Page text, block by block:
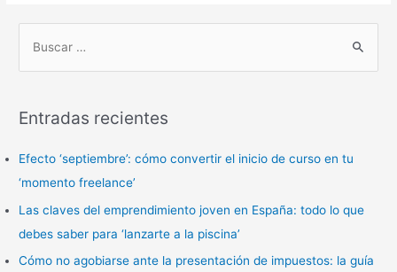
u
c
o
r
:
Entradas recientes
Efecto ‘septiembre’: cómo convertir el inicio de curso en tu
‘momento freelance’
Las claves del emprendimiento joven en España: todo lo que
debes saber para ‘lanzarte a la piscina’
Cómo no agobiarse ante la presentación de impuestos: la guía